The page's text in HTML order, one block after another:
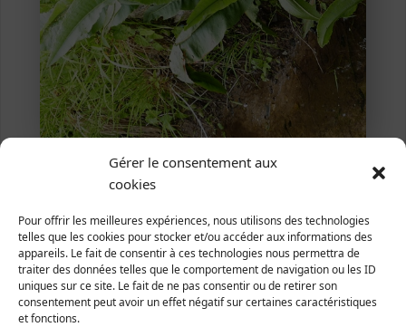
Gérer le consentement aux
cookies
Pour offrir les meilleures expériences, nous utilisons des technologies
telles que les cookies pour stocker et/ou accéder aux informations des
appareils. Le fait de consentir à ces technologies nous permettra de
traiter des données telles que le comportement de navigation ou les ID
uniques sur ce site. Le fait de ne pas consentir ou de retirer son
consentement peut avoir un effet négatif sur certaines caractéristiques
et fonctions.
Lingreville, 12 mai 2015 (photo Alain Rongier)
Rumex hydrolapathum
Patience d'eau / Patience aquatique
Plantae ­| Embryophytes | Spermatophytes |
Angiospermes | Dicotylédones | Caryophyllales |
Polygonaceae
Répartition et statut